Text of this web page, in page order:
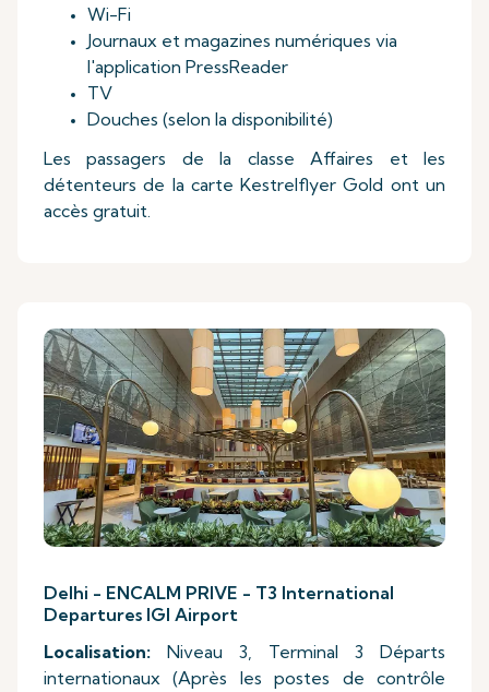
Wi-Fi
Journaux et magazines numériques via
l'application PressReader
TV
Douches (selon la disponibilité)
Les passagers de la classe Affaires et les
détenteurs de la carte Kestrelflyer Gold ont un
accès gratuit.
Delhi - ENCALM PRIVE - T3 International
Departures IGI Airport
Localisation: Niveau 3, Terminal 3 Départs
internationaux (Après les postes de contrôle